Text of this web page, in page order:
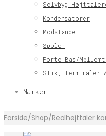
Selvbyg
Kondensatorer
Modstande
Spoler
Porte Bas/
Stik, Terminaler
Mærker
Forside/Shop/Reolhøjttaler